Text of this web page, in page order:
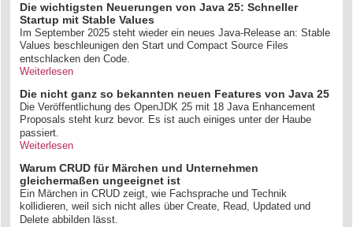
Die wichtigsten Neuerungen von Java 25: Schneller
Startup mit Stable Values
Im September 2025 steht wieder ein neues Java-Release an: Stable
Values beschleunigen den Start und Compact Source Files
entschlacken den Code.
Weiterlesen
Die nicht ganz so bekannten neuen Features von Java 25
Die Veröffentlichung des OpenJDK 25 mit 18 Java Enhancement
Proposals steht kurz bevor. Es ist auch einiges unter der Haube
passiert.
Weiterlesen
Warum CRUD für Märchen und Unternehmen
gleichermaßen ungeeignet ist
Ein Märchen in CRUD zeigt, wie Fachsprache und Technik
kollidieren, weil sich nicht alles über Create, Read, Updated und
Delete abbilden lässt.